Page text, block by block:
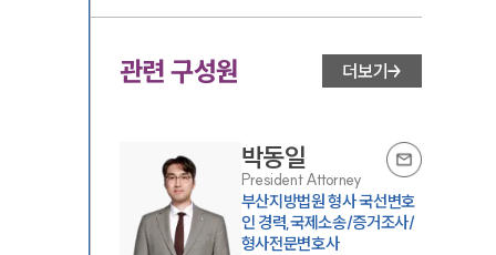
관련 구성원 더보기
박동일
President Attorney
부산지방법원 형사 국선변호
인 경력,국제소송/증거조사/
형사전문변호사